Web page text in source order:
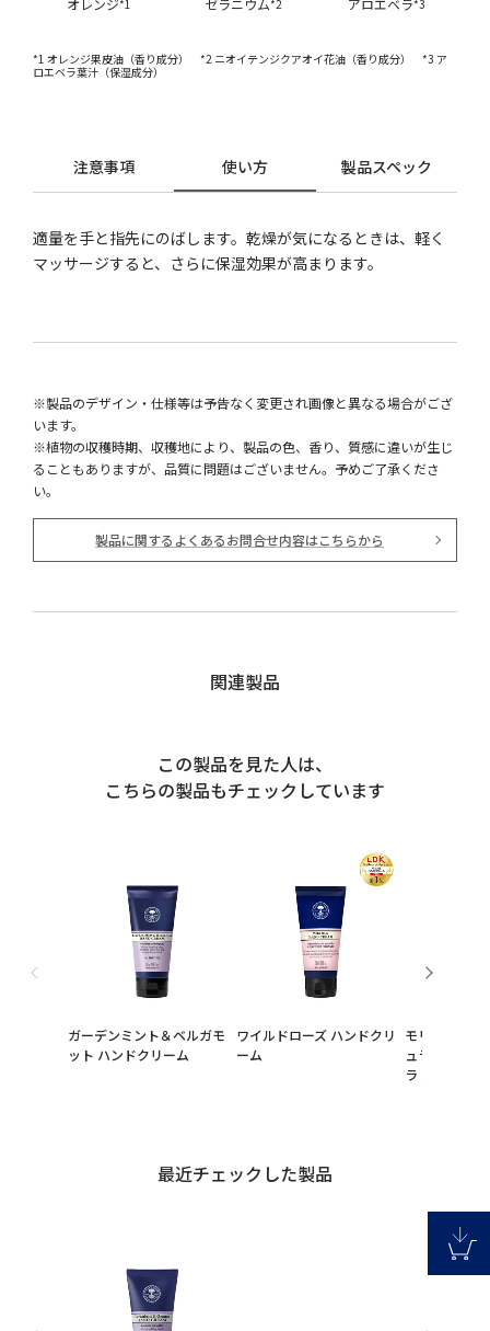
*1 *2 *3
*1 オレンジ果皮油（香り成分） *2 ニオイテンジクアオイ花油（香り成分） *3 ア
ロエベラ葉汁（保湿成分）
注意事項 使い方 製品スペック
適量を手と指先にのばします。乾燥が気になるときは、軽く
マッサージすると、さらに保湿効果が高まります。
※製品のデザイン・仕様等は予告なく変更され画像と異なる場合がござ
います。
※植物の収穫時期、収穫地により、製品の色、香り、質感に違いが生じ
ることもありますが、品質に問題はございません。予めご了承くださ
い。
製品に関するよくあるお問合せ内容はこちらから
関連製品
この製品を見た人は、
こちらの製品もチェックしています
ガーデンミント＆ベルガモ
ット ハンドクリーム
ワイルドローズ ハンドクリ
ーム
モリス＆コー
ュラベンダー
ラ ハンドク
最近チェックした製品